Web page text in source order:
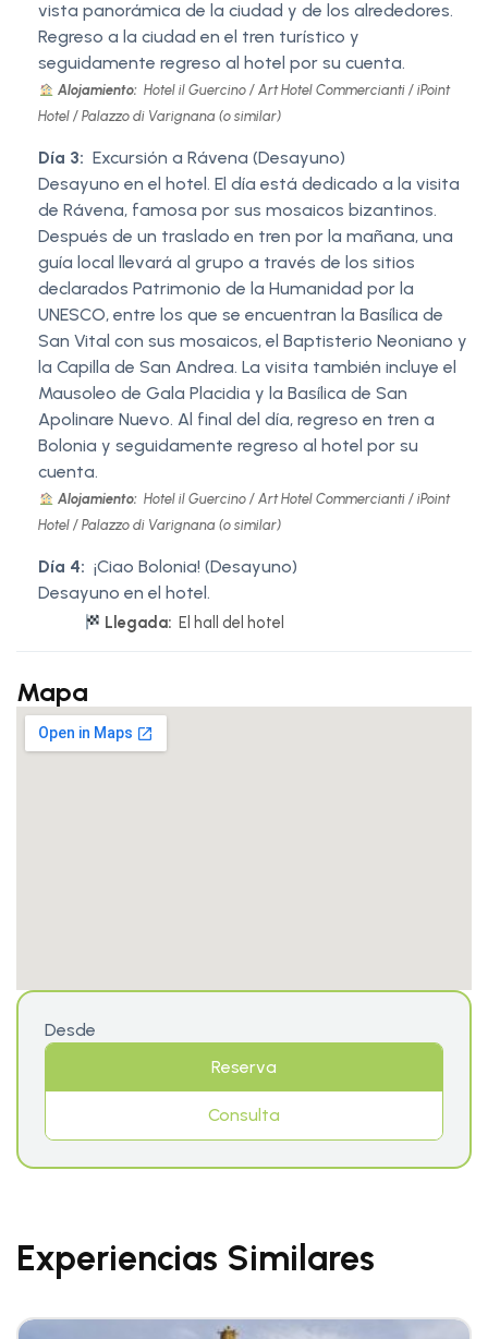
vista panorámica de la ciudad y de los alrededores.
Regreso a la ciudad en el tren turístico y
seguidamente regreso al hotel por su cuenta.
Alojamiento: Hotel il Guercino / Art Hotel Commercianti / iPoint
Hotel / Palazzo di Varignana (o similar)
Día 3: Excursión a Rávena (Desayuno)
Desayuno en el hotel. El día está dedicado a la visita
de Rávena, famosa por sus mosaicos bizantinos.
Después de un traslado en tren por la mañana, una
guía local llevará al grupo a través de los sitios
declarados Patrimonio de la Humanidad por la
UNESCO, entre los que se encuentran la Basílica de
San Vital con sus mosaicos, el Baptisterio Neoniano y
la Capilla de San Andrea. La visita también incluye el
Mausoleo de Gala Placidia y la Basílica de San
Apolinare Nuevo. Al final del día, regreso en tren a
Bolonia y seguidamente regreso al hotel por su
cuenta.
Alojamiento: Hotel il Guercino / Art Hotel Commercianti / iPoint
Hotel / Palazzo di Varignana (o similar)
Día 4: ¡Ciao Bolonia! (Desayuno)
Desayuno en el hotel.
Llegada: El hall del hotel
Mapa
Desde
Reserva
Consulta
Experiencias Similares